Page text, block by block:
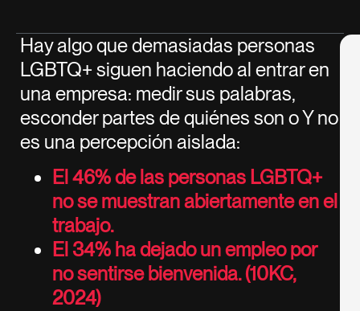
Hay algo que demasiadas personas
LGBTQ+ siguen haciendo al entrar en
una empresa: medir sus palabras,
esconder partes de quiénes son o Y no
es una percepción aislada:
El 46% de las personas LGBTQ+
no se muestran abiertamente en el
trabajo.
El 34% ha dejado un empleo por
no sentirse bienvenida. (10KC,
2024)